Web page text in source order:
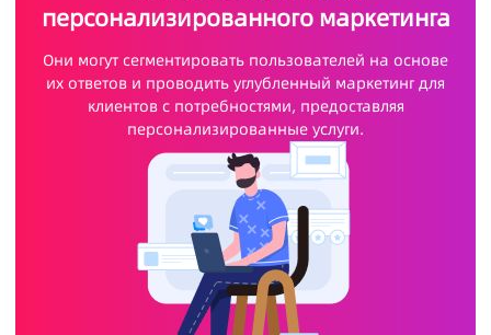
персонализированного маркетинга
Они могут сегментировать пользователей на основе
их ответов и проводить углубленный маркетинг для
клиентов с потребностями, предоставляя
персонализированные услуги.